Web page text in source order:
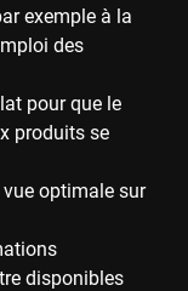
exemple à la
des
pour que le
produits se
optimale sur
disponibles